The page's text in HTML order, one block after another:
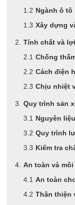
Ngành ô tô
Xây dựng
Tính chất và
Chống
Cách điện
Chịu nhiệt
Quy trình sản
Nguyên
Quy trình
Kiểm tra
An toàn và
An toàn
Thân thiện